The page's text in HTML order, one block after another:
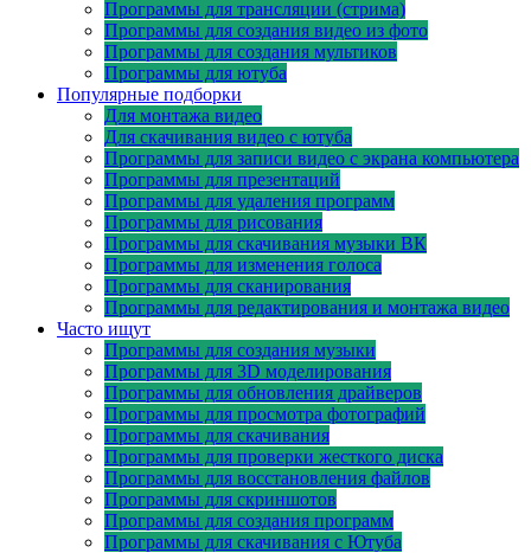
Программы для трансляции (стрима)
Программы для создания видео из фото
Программы для создания мультиков
Программы для ютуба
Популярные подборки
Для монтажа видео
Для скачивания видео с ютуба
Программы для записи видео с экрана компьютера
Программы для презентаций
Программы для удаления программ
Программы для рисования
Программы для скачивания музыки ВК
Программы для изменения голоса
Программы для сканирования
Программы для редактирования и монтажа видео
Часто ищут
Программы для создания музыки
Программы для 3D моделирования
Программы для обновления драйверов
Программы для просмотра фотографий
Программы для скачивания
Программы для проверки жесткого диска
Программы для восстановления файлов
Программы для скриншотов
Программы для создания программ
Программы для скачивания с Ютуба